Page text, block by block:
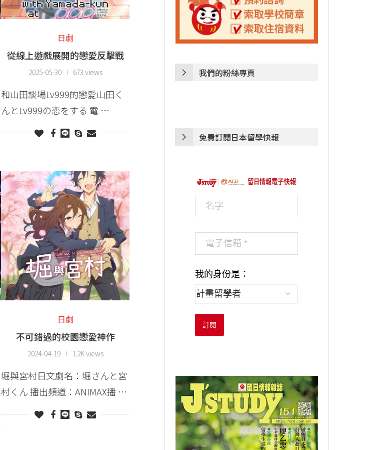
日劇
從線上遊戲展開的戀愛反擊戰
2025-05-30 673 views
和山田談場Lv999的戀愛山田く
んとLv999の恋をする 電 …
日劇
不可錯過的校園戀愛神作
2024-04-19 1.2K views
堀與宮村日文劇名：堀さんと宮
村くん 播出頻道：ANIMAX播 …
我們的粉絲專頁
免費訂閱日本留學快報
我的身份是：
訂閱